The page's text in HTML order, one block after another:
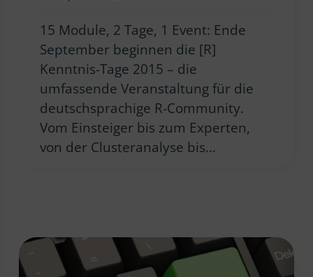
15 Module, 2 Tage, 1 Event: Ende
September beginnen die [R]
Kenntnis-Tage 2015 – die
umfassende Veranstaltung für die
deutschsprachige R-Community.
Vom Einsteiger bis zum Experten,
von der Clusteranalyse bis…